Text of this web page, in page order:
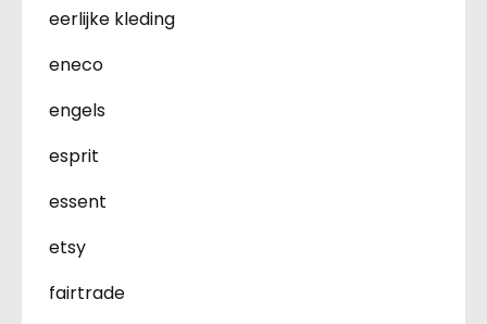
eerlijke kleding
eneco
engels
esprit
essent
etsy
fairtrade